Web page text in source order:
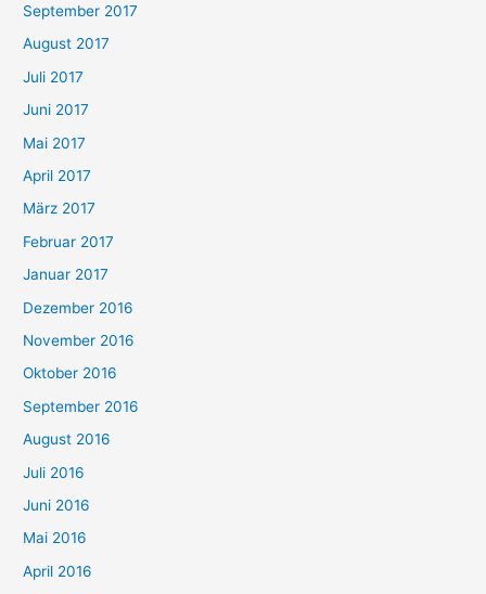
September 2017
August 2017
Juli 2017
Juni 2017
Mai 2017
April 2017
März 2017
Februar 2017
Januar 2017
Dezember 2016
November 2016
Oktober 2016
September 2016
August 2016
Juli 2016
Juni 2016
Mai 2016
April 2016